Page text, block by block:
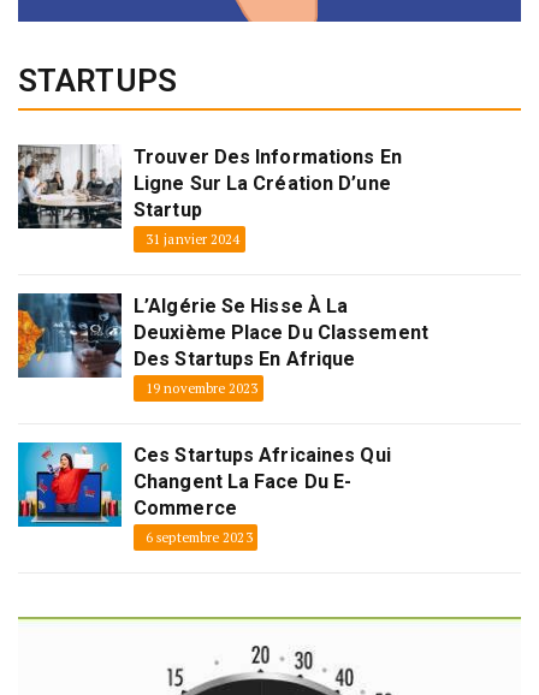
STARTUPS
Trouver Des Informations En
Ligne Sur La Création D’une
Startup
31 janvier 2024
L’Algérie Se Hisse À La
Deuxième Place Du Classement
Des Startups En Afrique
19 novembre 2023
Ces Startups Africaines Qui
Changent La Face Du E-
Commerce
6 septembre 2023